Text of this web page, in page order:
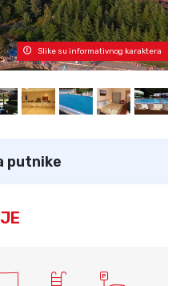
Slike su informativnog karaktera
putnike